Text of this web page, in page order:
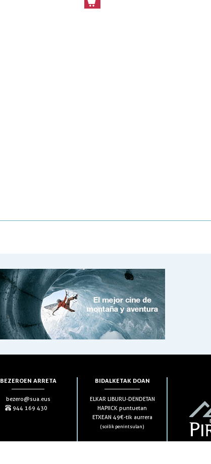
BEZEROEN ARRETA
bezero@sua.eus
944 169 430
BIDALKETAK DOAN
ELKAR LIBURU-DENDETAN
HAPIICK puntuetan
ETXEAN 49€-tik aurrera
(soilik penintsulan)